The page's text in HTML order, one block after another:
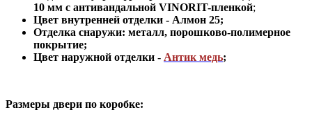
10 мм с антивандальной VINORIT-пленкой;
Цвет внутренней отделки - Алмон 25;
Отделка снаружи: металл, порошково-полимерное
покрытие;
Цвет наружной отделки - Антик медь;
Размеры двери по коробке: